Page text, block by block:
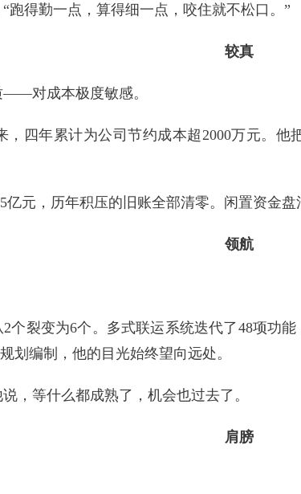
跑得勤一点，算得细一点，咬住就不松口。”
较真
——对成本极度敏感。
，四年累计为公司节约成本超2000万元。
元，历年积压的旧账全部清零。闲置资金
领航
个裂变为6个。多式联运系统迭代了48项功
划编制，他的目光始终望向远处。
，等什么都成熟了，机会也过去了。
肩膀